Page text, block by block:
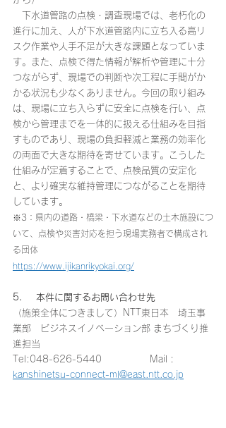
下水道管路の点検・調査現場では、老朽化の
進行に加え、人が下水道管路内に立ち入る高リ
スク作業や人手不足が大きな課題となっていま
す。また、点検で得た情報が解析や管理に十分
つながらず、現場での判断や次工程に手間がか
かる状況も少なくありません。今回の取り組み
は、現場に立ち入らずに安全に点検を行い、点
検から管理までを一体的に扱える仕組みを目指
すものであり、現場の負担軽減と業務の効率化
の両面で大きな期待を寄せています。こうした
仕組みが定着することで、点検品質の安定化
と、より確実な維持管理につながることを期待
しています。
※3：県内の道路・橋梁・下水道などの土木施設につ
いて、点検や災害対応を担う現場実務者で構成され
る団体
https://www.ijikanrikyokai.org/
5.     本件に関するお問い合わせ先
（施策全体につきまして）NTT東日本　埼玉事
業部　ビジネスイノベーション部 まちづくり推
進担当
Tel:048-626-5440                 Mail :
kanshinetsu-connect-ml@east.ntt.co.jp